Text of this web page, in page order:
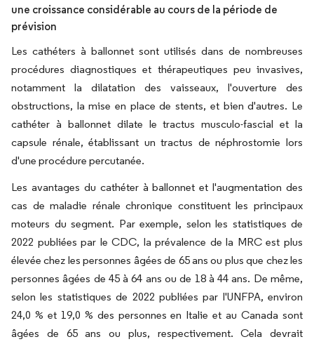
une croissance considérable au cours de la période de
prévision
Les cathéters à ballonnet sont utilisés dans de nombreuses
procédures diagnostiques et thérapeutiques peu invasives,
notamment la dilatation des vaisseaux, l'ouverture des
obstructions, la mise en place de stents, et bien d'autres. Le
cathéter à ballonnet dilate le tractus musculo-fascial et la
capsule rénale, établissant un tractus de néphrostomie lors
d'une procédure percutanée.
Les avantages du cathéter à ballonnet et l'augmentation des
cas de maladie rénale chronique constituent les principaux
moteurs du segment. Par exemple, selon les statistiques de
2022 publiées par le CDC, la prévalence de la MRC est plus
élevée chez les personnes âgées de 65 ans ou plus que chez les
personnes âgées de 45 à 64 ans ou de 18 à 44 ans. De même,
selon les statistiques de 2022 publiées par l'UNFPA, environ
24,0 % et 19,0 % des personnes en Italie et au Canada sont
âgées de 65 ans ou plus, respectivement. Cela devrait